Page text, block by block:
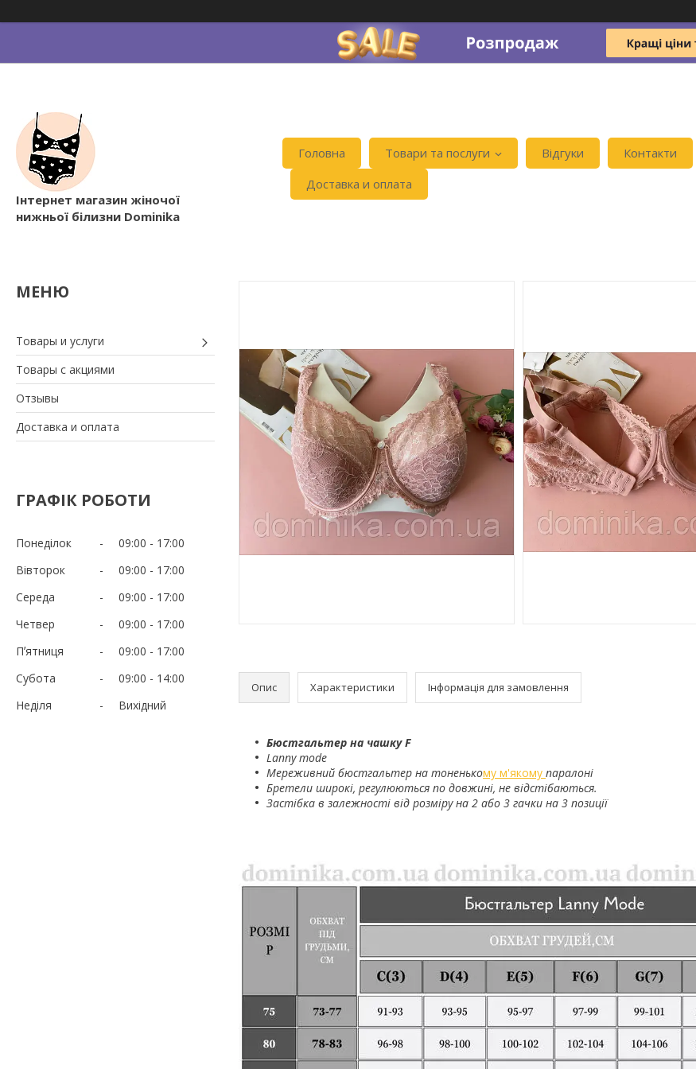
Інтернет магазин жіночої
нижньої білизни Dominika
Головна Товари та послуги Відгуки Контакти
Доставка и оплата
Товары и услуги
Товары с акциями
Отзывы
Доставка и оплата
ГРАФІК РОБОТИ
Понеділок 09:00
17:00
Вівторок
09:00
17:00
Середа
09:00
17:00
Четвер
09:00
17:00
Пʼятниця
09:00
17:00
Субота
09:00
14:00
Неділя
Вихідний
Опис Характеристики Інформація для замовлення
Бюстгальтер на чашку F
Lanny mode
Мереживний бюстгальтер на тоненькому м'якому паралоні
Бретели широкі, регулюються по довжині, не відстібаються.
Застібка в залежності від розміру на 2 або 3 гачки на 3 позиції